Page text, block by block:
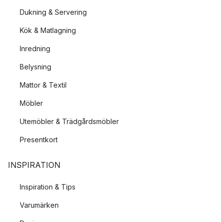
Dukning & Servering
Kök & Matlagning
Inredning
Belysning
Mattor & Textil
Möbler
Utemöbler & Trädgårdsmöbler
Presentkort
INSPIRATION
Inspiration & Tips
Varumärken